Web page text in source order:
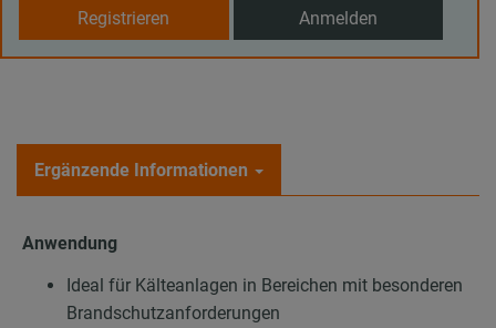
Registrieren Anmelden
Ergänzende Informationen
Anwendung
Ideal für Kälteanlagen in Bereichen mit besonderen
Brandschutzanforderungen